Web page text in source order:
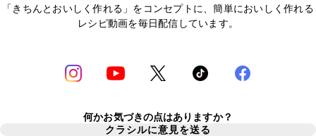
「きちんとおいしく作れる」をコンセプトに、簡単においしく作れる
レシピ動画を毎日配信しています。
何かお気づきの点はありますか？
クラシルに意見を送る